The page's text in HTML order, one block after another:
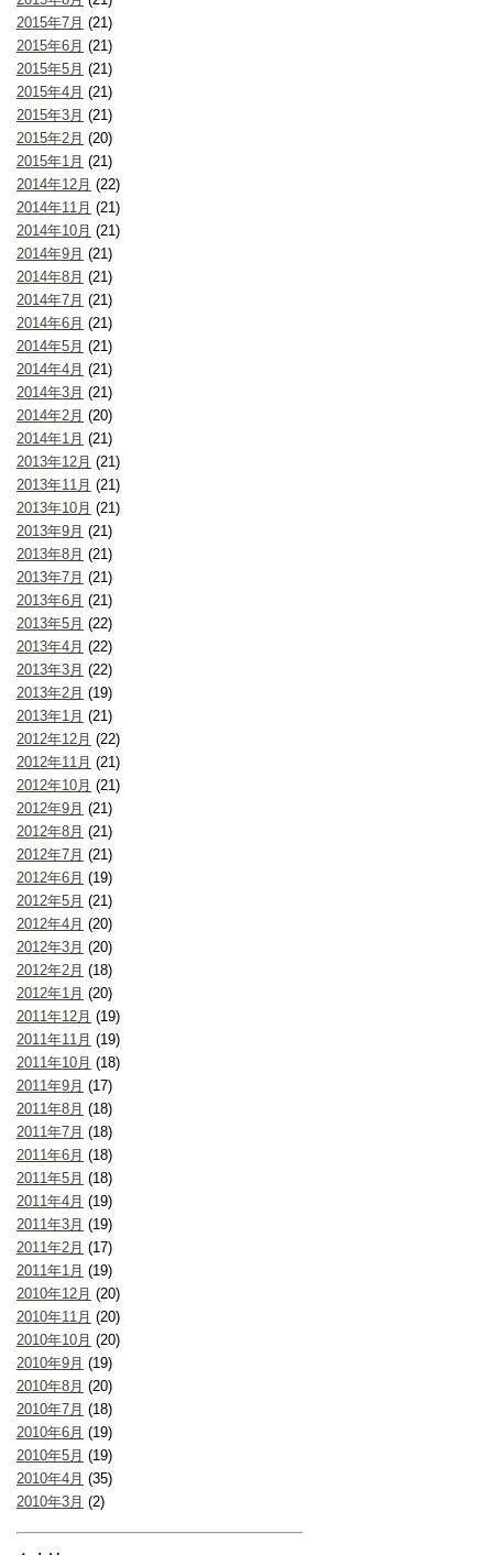
2015年7月 (21)
2015年6月 (21)
2015年5月 (21)
2015年4月 (21)
2015年3月 (21)
2015年2月 (20)
2015年1月 (21)
2014年12月 (22)
2014年11月 (21)
2014年10月 (21)
2014年9月 (21)
2014年8月 (21)
2014年7月 (21)
2014年6月 (21)
2014年5月 (21)
2014年4月 (21)
2014年3月 (21)
2014年2月 (20)
2014年1月 (21)
2013年12月 (21)
2013年11月 (21)
2013年10月 (21)
2013年9月 (21)
2013年8月 (21)
2013年7月 (21)
2013年6月 (21)
2013年5月 (22)
2013年4月 (22)
2013年3月 (22)
2013年2月 (19)
2013年1月 (21)
2012年12月 (22)
2012年11月 (21)
2012年10月 (21)
2012年9月 (21)
2012年8月 (21)
2012年7月 (21)
2012年6月 (19)
2012年5月 (21)
2012年4月 (20)
2012年3月 (20)
2012年2月 (18)
2012年1月 (20)
2011年12月 (19)
2011年11月 (19)
2011年10月 (18)
2011年9月 (17)
2011年8月 (18)
2011年7月 (18)
2011年6月 (18)
2011年5月 (18)
2011年4月 (19)
2011年3月 (19)
2011年2月 (17)
2011年1月 (19)
2010年12月 (20)
2010年11月 (20)
2010年10月 (20)
2010年9月 (19)
2010年8月 (20)
2010年7月 (18)
2010年6月 (19)
2010年5月 (19)
2010年4月 (35)
2010年3月 (2)